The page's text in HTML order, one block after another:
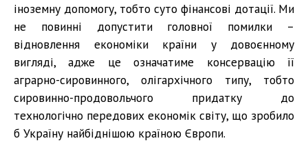
іноземну допомогу, тобто суто фінансові дотації. Ми
не повинні допустити головної помилки –
відновлення економіки країни у довоєнному
вигляді, адже це означатиме консервацію її
аграрно-сировинного, олігархічного типу, тобто
сировинно-продовольчого придатку до
технологічно передових економік світу, що зробило
б Україну найбіднішою країною Європи.